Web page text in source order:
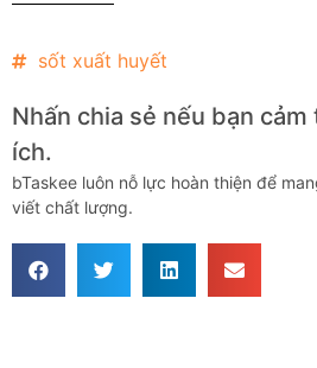
sốt xuất huyết
Nhấn chia sẻ nếu bạn
ích.
bTaskee luôn nỗ lực hoàn thiện để
viết chất lượng.